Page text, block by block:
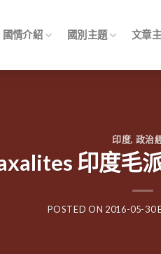
國情介紹 國別主題 文章
印度, 政治
印度毛
POSTED ON 2016-05-30